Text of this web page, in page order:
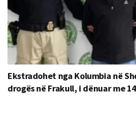
Ekstradohet nga Kolumbia në
drogës në Frakull, i dënuar me